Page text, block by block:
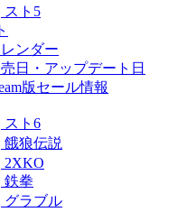
スト5
ンダー
日・アップデート日
版セール情報
スト6
餓狼伝説
2XKO
鉄拳
グラブル